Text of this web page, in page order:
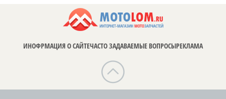
ИНОФРМАЦИЯ О САЙТЕЧАСТО ЗАДАВАЕМЫЕ ВОПРОСЫРЕКЛАМА